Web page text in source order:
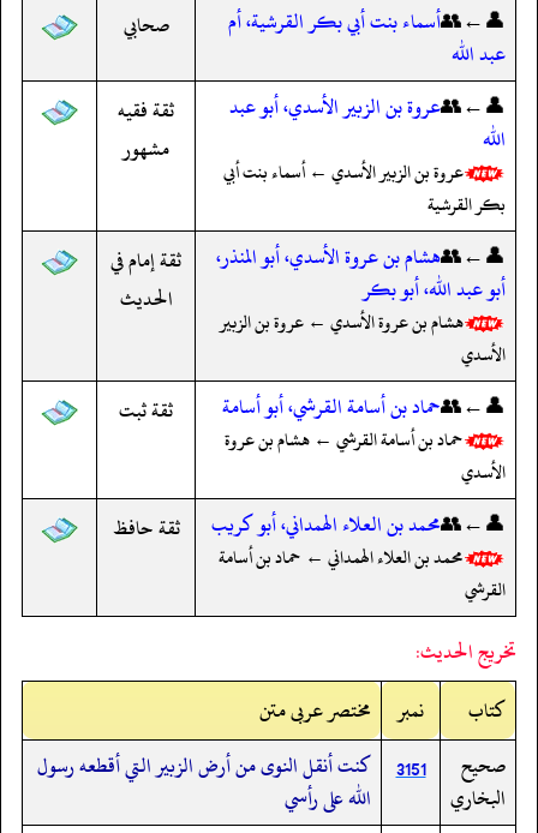
👤←👥أسماء بنت أبي بكر القرشية، أم
عبد الله
صحابي
👤←👥عروة بن الزبير الأسدي، أبو عبد
الله
عروة بن الزبير الأسدي ← أسماء بنت أبي
بكر القرشية
ثقة فقيه
مشهور
👤←👥هشام بن عروة الأسدي، أبو المنذر،
أبو عبد الله، أبو بكر
هشام بن عروة الأسدي ← عروة بن الزبير
الأسدي
ثقة إمام في
الحديث
👤←👥حماد بن أسامة القرشي، أبو أسامة
حماد بن أسامة القرشي ← هشام بن عروة
الأسدي
ثقة ثبت
👤←👥محمد بن العلاء الهمداني، أبو كريب
محمد بن العلاء الهمداني ← حماد بن أسامة
القرشي
ثقة حافظ
تخريج الحديث:
کتاب
نمبر
مختصر عربی متن
صحيح
البخاري
3151
كنت أنقل النوى من أرض الزبير التي أقطعه رسول
الله على رأسي